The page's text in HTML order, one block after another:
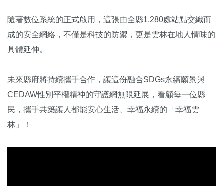
隨著數位系統的正式啟用，這張由全縣1,280處站點交織而
成的安全網絡，不僅是科技的防禦，更是雲林在地人情味的
具體延伸。
未來縣府將持續攜手合作，讓這份融合SDGs永續願景與
CEDAW性別平權精神的守護網無限延展，看顧每一位縣
民，攜手共築讓人都能安心生活、幸福永續的「幸福雲
林」！